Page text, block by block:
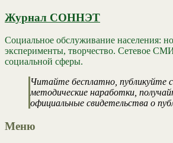
Журнал СОННЭТ
Социальное обслуживание населения:
эксперименты, творчество. Сетевое
социальной сферы.
Читайте бесплатно, публикуйте
методические наработки,
официальные свидетельства о
Меню